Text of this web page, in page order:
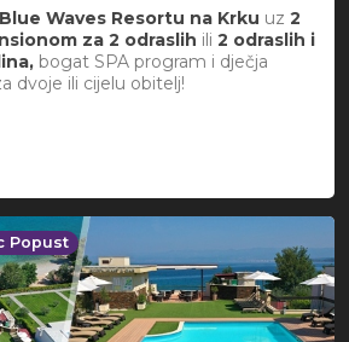
Waves Resortu na Krku uz 2
za 2 odraslih ili 2 odraslih i
bogat SPA program i dječja
dvoje ili cijelu obitelj!
Popust